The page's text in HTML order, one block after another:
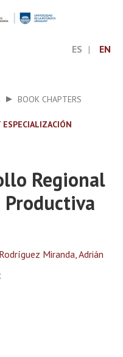
ES EN
BOOK CHAPTERS
Regional
Productiva
Rodríguez Miranda, Adrián